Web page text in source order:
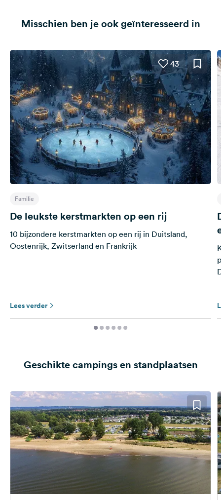
Misschien ben je ook geïnteresseerd in
43
Familie
De leukste kerstmarkten op een rij
10 bijzondere kerstmarkten op een rij in Duitsland,
Oostenrijk, Zwitserland en Frankrijk
Lees verder
Geschikte campings en standplaatsen